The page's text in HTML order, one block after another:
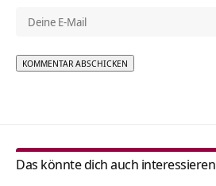
Das könnte dich auch interessieren